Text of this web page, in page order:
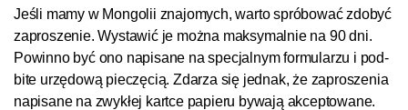
Jeś­li ma­my w Mon­go­li­i zna­jo­mych, war­to spró­bo­wać zdo­być
za­pro­sze­nie. Wy­sta­wić je moż­na mak­sy­mal­nie na 90 dni.
Po­win­no być ono na­pi­sa­ne na spe­cjal­nym for­mu­la­rzu i pod­
bi­te urzę­do­wą pie­czę­cią. Zda­rza się jed­nak, że za­pro­sze­nia
na­pi­sa­ne na zwyk­łej kar­t­ce pa­pieru by­wa­ją ak­cep­to­wa­ne.